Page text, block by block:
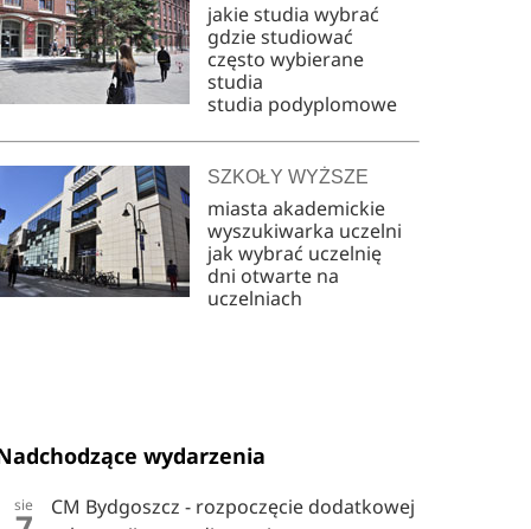
jakie studia wybrać
gdzie studiować
często wybierane
studia
studia podyplomowe
SZKOŁY WYŻSZE
miasta akademickie
wyszukiwarka uczelni
jak wybrać uczelnię
dni otwarte na
uczelniach
wydarzenia
sie
CM Bydgoszcz - rozpoczęcie dodatkowej